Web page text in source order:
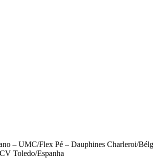
– UMC/Flex Pé – Dauphines Charleroi/
Toledo/Espanha